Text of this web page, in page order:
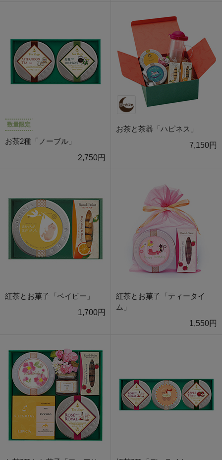
数量限定
お茶2種「ノーブル」
2,750円
お茶と茶器「ハピネス」
7,150円
紅茶とお菓子「ベイビー」
1,700円
紅茶とお菓子「ティータイ
ム」
1,550円